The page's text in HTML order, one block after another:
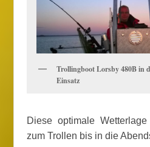
Trollingboot Lorsby 480B in
Einsatz
Diese optimale
zum Trollen bis in die